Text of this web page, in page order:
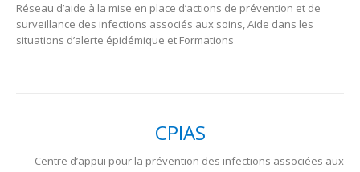
Réseau d’aide à la mise en place d’actions de prévention et de
surveillance des infections associés aux soins, Aide dans les
situations d’alerte épidémique et Formations
CPIAS
Centre d’appui pour la prévention des infections associées aux